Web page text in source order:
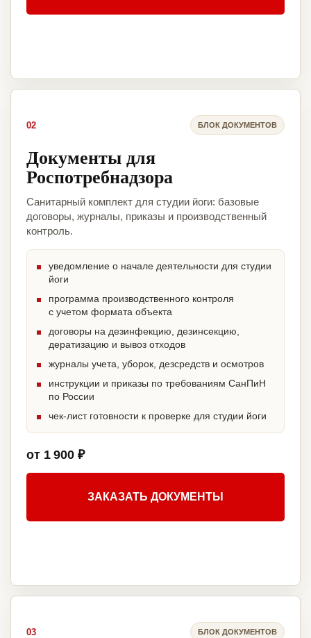
02 БЛОК ДОКУМЕНТОВ
Документы для
Роспотребнадзора
Санитарный комплект для студии йоги: базовые
договоры, журналы, приказы и производственный
контроль.
уведомление о начале деятельности для студии
йоги
программа производственного контроля
с учетом формата объекта
договоры на дезинфекцию, дезинсекцию,
дератизацию и вывоз отходов
журналы учета, уборок, дезсредств и осмотров
инструкции и приказы по требованиям СанПиН
по России
чек-лист готовности к проверке для студии йоги
от 1 900 ₽
ЗАКАЗАТЬ ДОКУМЕНТЫ
03 БЛОК ДОКУМЕНТОВ